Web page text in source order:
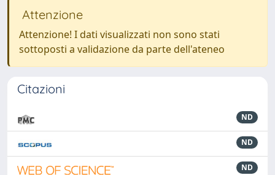
Attenzione
Attenzione! I dati visualizzati non sono stati
sottoposti a validazione da parte dell'ateneo
Citazioni
ND
ND
ND